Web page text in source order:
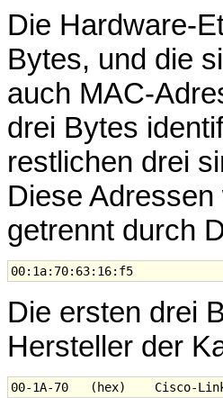
Die Hardware-
Bytes, und die
auch MAC-
drei Bytes
restlichen drei
Diese
getrennt durch
Die ersten drei
Hersteller der